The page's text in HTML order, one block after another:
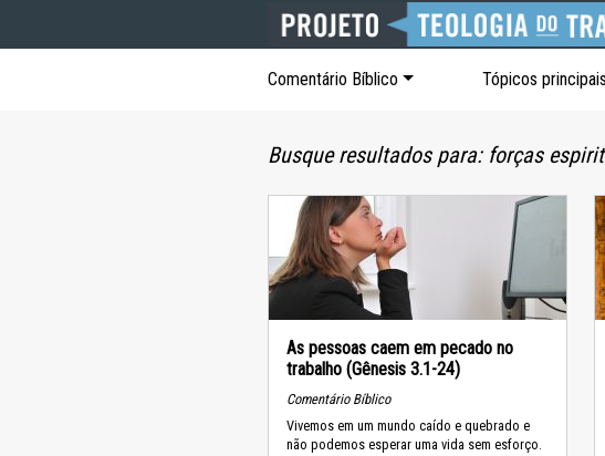
Comentário Bíblico Tópicos principais
Busque resultados para: forças
As pessoas caem em pecado no
trabalho (Gênesis 3.1-24)
Comentário Bíblico
Vivemos em um mundo caído e quebrado e
não podemos esperar uma vida sem esforço.